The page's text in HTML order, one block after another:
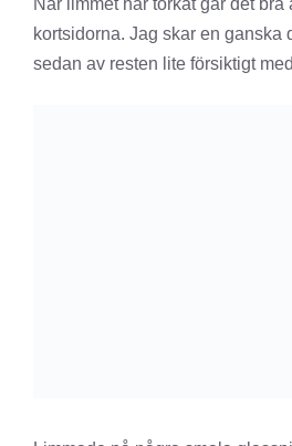
kortsidorna. Jag skar en ganska
sedan av resten lite försiktigt